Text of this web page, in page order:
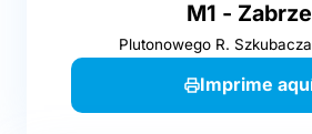
M1 - Zabrze
Plutonowego R.
Imprime